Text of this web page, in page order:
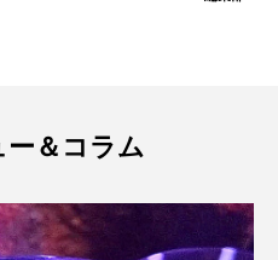
石 北の大地の水族館
大陸 同定
＆コラム